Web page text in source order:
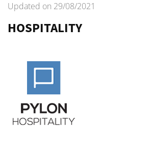
Updated on 29/08/2021
HOSPITALITY